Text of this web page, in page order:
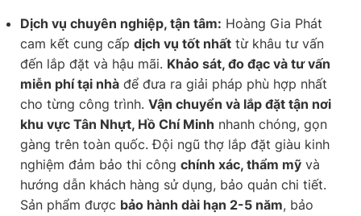
Dịch vụ chuyên nghiệp, tận tâm: Hoàng Gia Phát
cam kết cung cấp dịch vụ tốt nhất từ khâu tư vấn
đến lắp đặt và hậu mãi. Khảo sát, đo đạc và tư vấn
miễn phí tại nhà để đưa ra giải pháp phù hợp nhất
cho từng công trình. Vận chuyển và lắp đặt tận nơi
khu vực Tân Nhựt, Hồ Chí Minh nhanh chóng, gọn
gàng trên toàn quốc. Đội ngũ thợ lắp đặt giàu kinh
nghiệm đảm bảo thi công chính xác, thẩm mỹ và
hướng dẫn khách hàng sử dụng, bảo quản chi tiết.
Sản phẩm được bảo hành dài hạn 2-5 năm, bảo